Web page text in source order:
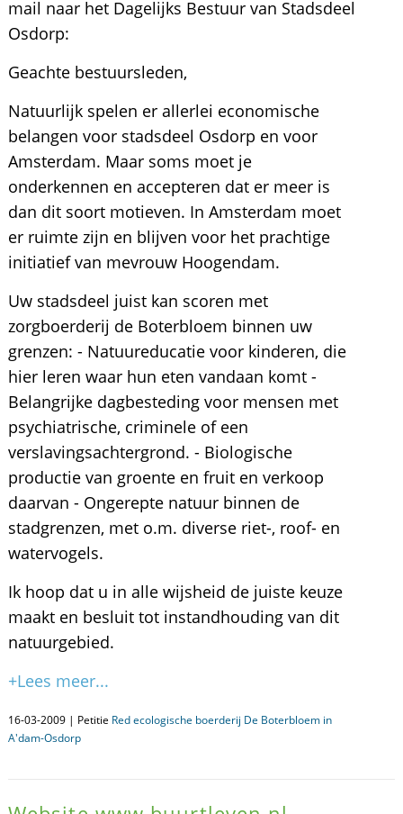
mail naar het Dagelijks Bestuur van Stadsdeel
Osdorp:
Geachte bestuursleden,
Natuurlijk spelen er allerlei economische
belangen voor stadsdeel Osdorp en voor
Amsterdam. Maar soms moet je
onderkennen en accepteren dat er meer is
dan dit soort motieven. In Amsterdam moet
er ruimte zijn en blijven voor het prachtige
initiatief van mevrouw Hoogendam.
Uw stadsdeel juist kan scoren met
zorgboerderij de Boterbloem binnen uw
grenzen: - Natuureducatie voor kinderen, die
hier leren waar hun eten vandaan komt -
Belangrijke dagbesteding voor mensen met
psychiatrische, criminele of een
verslavingsachtergrond. - Biologische
productie van groente en fruit en verkoop
daarvan - Ongerepte natuur binnen de
stadgrenzen, met o.m. diverse riet-, roof- en
watervogels.
Ik hoop dat u in alle wijsheid de juiste keuze
maakt en besluit tot instandhouding van dit
natuurgebied.
+Lees meer...
16-03-2009 | Petitie Red ecologische boerderij De Boterbloem in
A'dam-Osdorp